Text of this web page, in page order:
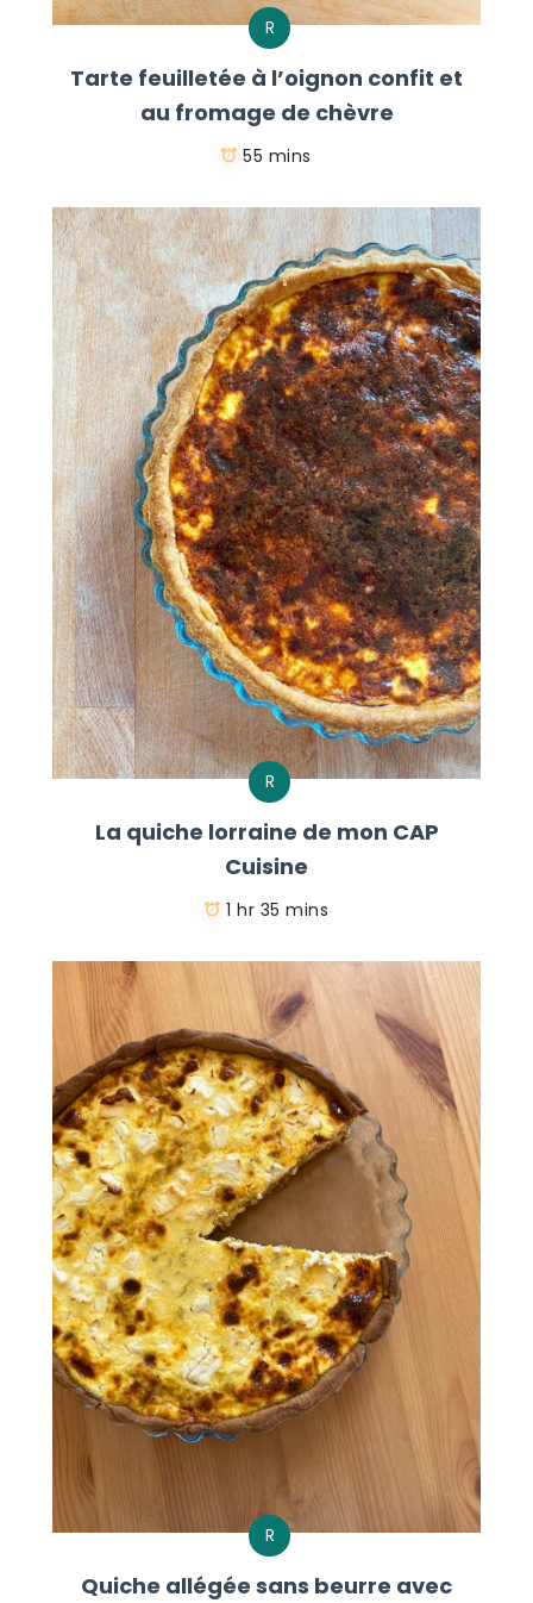
R
Tarte feuilletée à l’oignon confit et
au fromage de chèvre
55 mins
R
La quiche lorraine de mon CAP
Cuisine
1 hr 35 mins
R
Quiche allégée sans beurre avec